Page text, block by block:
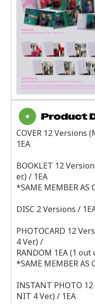
COVER 12 Versions
1EA
BOOKLET 12
er.) / 1EA
*SAME MEMBER AS
DISC 2 Versions /
PHOTOCARD 12
4 Ver.) /
RANDOM 1EA (1 out
*SAME MEMBER AS
INSTANT PHOTO
NIT 4 Ver.) / 1EA